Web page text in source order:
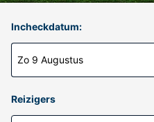
Incheckdatum:
Zo 9 Augustus
Reizigers